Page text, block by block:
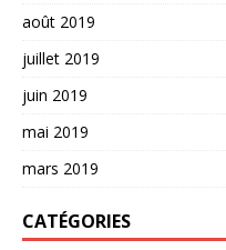
août 2019
juillet 2019
juin 2019
mai 2019
mars 2019
CATÉGORIES